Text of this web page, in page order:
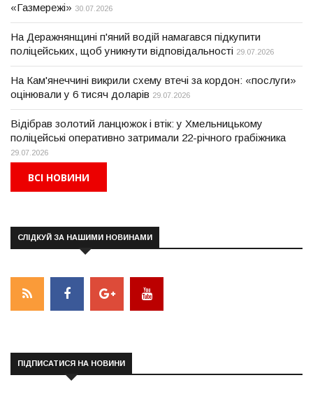
«Газмережі» 30.07.2026
На Деражнянщині п'яний водій намагався підкупити
поліцейських, щоб уникнути відповідальності 29.07.2026
На Кам'янеччині викрили схему втечі за кордон: «послуги»
оцінювали у 6 тисяч доларів 29.07.2026
Відібрав золотий ланцюжок і втік: у Хмельницькому
поліцейські оперативно затримали 22-річного грабіжника
29.07.2026
ВСІ НОВИНИ
СЛІДКУЙ ЗА НАШИМИ НОВИНАМИ
ПІДПИСАТИСЯ НА НОВИНИ